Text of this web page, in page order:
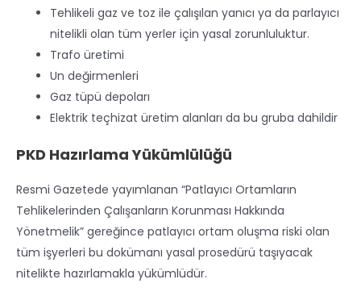
Tehlikeli gaz ve toz ile çalışılan yanıcı ya da parlayıcı
nitelikli olan tüm yerler için yasal zorunluluktur.
Trafo üretimi
Un değirmenleri
Gaz tüpü depoları
Elektrik teçhizat üretim alanları da bu gruba dahildir
PKD Hazırlama Yükümlülüğü
Resmi Gazetede yayımlanan “Patlayıcı Ortamların
Tehlikelerinden Çalışanların Korunması Hakkında
Yönetmelik” gereğince patlayıcı ortam oluşma riski olan
tüm işyerleri bu dokümanı yasal prosedürü taşıyacak
nitelikte hazırlamakla yükümlüdür.